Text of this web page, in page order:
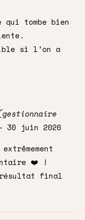
tombe bien
si l’on a
30 juin 2026
❤️ !
final